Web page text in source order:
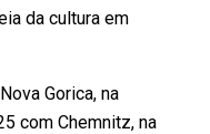
da cultura em
Gorica, na
com Chemnitz, na